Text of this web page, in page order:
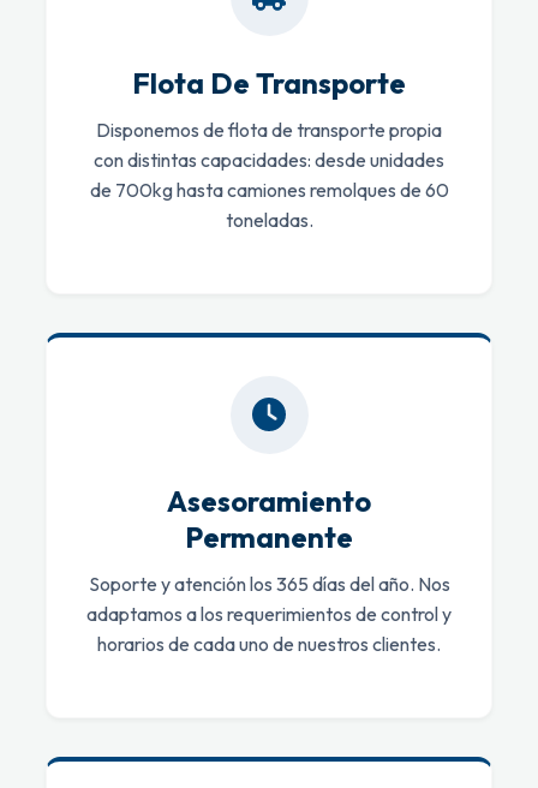
Flota De Transporte
Disponemos de flota de transporte propia
con distintas capacidades: desde unidades
de 700kg hasta camiones remolques de 60
toneladas.
Asesoramiento
Permanente
Soporte y atención los 365 días del año. Nos
adaptamos a los requerimientos de control y
horarios de cada uno de nuestros clientes.